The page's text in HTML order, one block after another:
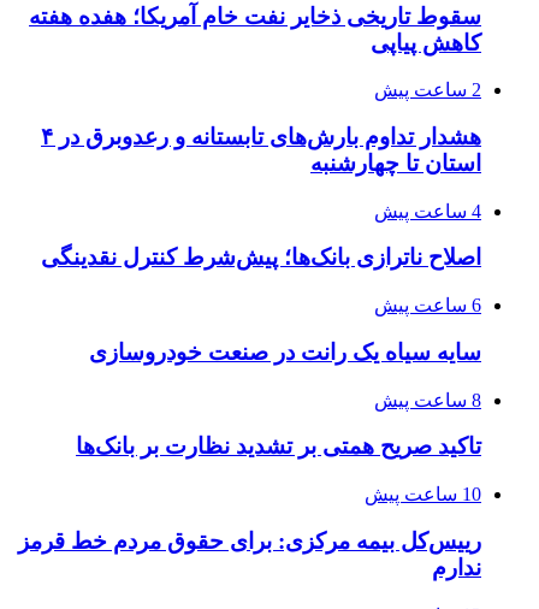
سقوط تاریخی ذخایر نفت خام آمریکا؛ هفده هفته
کاهش پیاپی
2 ساعت پیش
هشدار تداوم بارش‌های تابستانه و رعدوبرق در ۴
استان تا چهارشنبه
4 ساعت پیش
اصلاح ناترازی بانک‌ها؛ پیش‌شرط کنترل نقدینگی
6 ساعت پیش
سایه سیاه یک رانت در صنعت خودروسازی
8 ساعت پیش
تاکید صریح همتی بر تشدید نظارت بر بانک‌ها
10 ساعت پیش
رییس‌کل بیمه مرکزی: برای حقوق مردم خط قرمز
ندارم